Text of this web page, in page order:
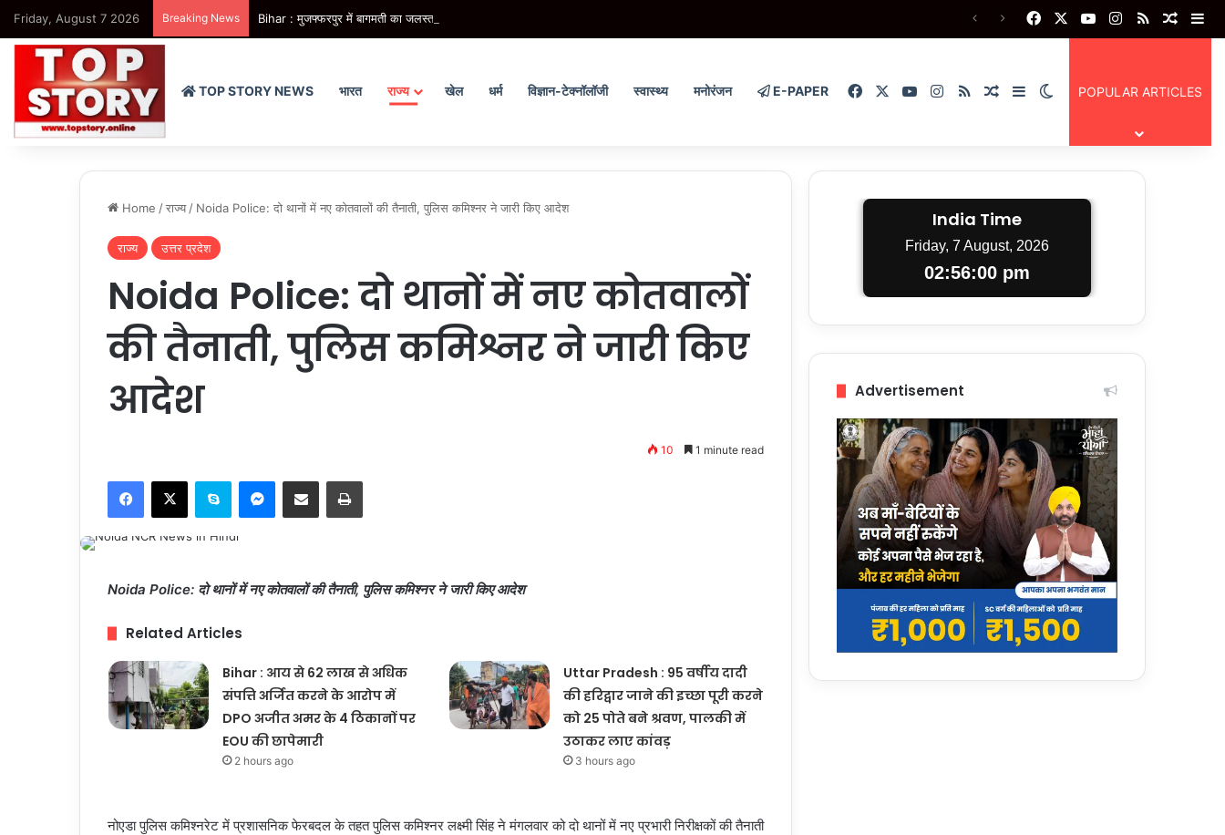
Friday, August 7 2026 Breaking News Bihar : मुजफ्फरपुर में बागमती का जलस्तर बढ़ने से कटरा के निचले इलाकों में बाढ़, स्कूल और घरों में घुसा पानी FacebookYouTubeInstagram
RSS
TOP STORY NEWS भारत राज्य खेल धर्म विज्ञान-टेक्नॉलॉजी स्वास्थ्य मनोरंजन E-PAPER FacebookYouTubeInstagram
RSSRandom Article
SidebarSwitch skin
POPULAR ARTICLES
Home /राज्य / Noida Police: दो थानों में नए कोतवालों की तैनाती, पुलिस कमिश्नर ने जारी किए आदेश
राज्य उत्तर प्रदेश
Noida Police: दो थानों में नए कोतवालों
की तैनाती, पुलिस कमिश्नर ने जारी किए
आदेश
10 1 minute read
Facebook
X Skype Messenger
Share via Email Print
Noida Police: दो थानों में नए कोतवालों की तैनाती, पुलिस कमिश्नर ने जारी किए आदेश
Related Articles
Bihar : आय से 62 लाख से अधिक
संपत्ति अर्जित करने के आरोप में
DPO अजीत अमर के 4 ठिकानों पर
EOU की छापेमारी
2 hours ago
Uttar Pradesh : 95 वर्षीय दादी
की हरिद्वार जाने की इच्छा पूरी करने
को 25 पोते बने श्रवण, पालकी में
उठाकर लाए कांवड़
3 hours ago
नोएडा पुलिस कमिश्नरेट में प्रशासनिक फेरबदल के तहत पुलिस कमिश्नर लक्ष्मी सिंह ने मंगलवार को दो थानों में नए प्रभारी निरीक्षकों की तैनाती
India Time
Friday, 7 August, 2026
02:56:01 pm
Advertisement